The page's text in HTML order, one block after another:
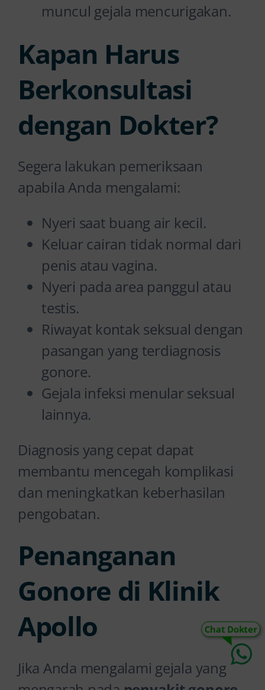
muncul gejala mencurigakan.
Kapan Harus
Berkonsultasi
dengan Dokter?
Segera lakukan pemeriksaan
apabila Anda mengalami:
Nyeri saat buang air kecil.
Keluar cairan tidak normal dari
penis atau vagina.
Nyeri pada area panggul atau
testis.
Riwayat kontak seksual dengan
pasangan yang terdiagnosis
gonore.
Gejala infeksi menular seksual
lainnya.
Diagnosis yang cepat dapat
membantu mencegah komplikasi
dan meningkatkan keberhasilan
pengobatan.
Penanganan
Gonore di Klinik
Apollo
Jika Anda mengalami gejala yang
Chat Dokter